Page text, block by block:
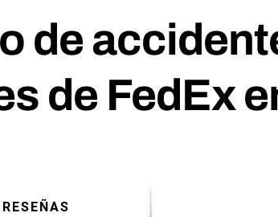
de
de FedEx